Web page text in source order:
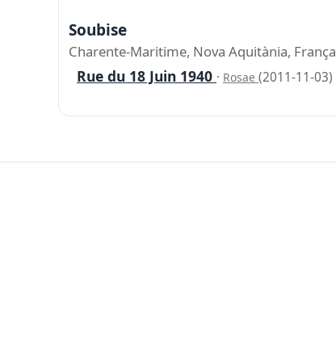
Soubise
Charente-Maritime, Nova Aquitània, França
Rue du 18 Juin 1940 · Rosae (2011-11-03)